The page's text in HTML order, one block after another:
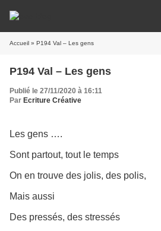
Accueil » P194 Val – Les gens
P194 Val – Les gens
Publié le 27/11/2020 à 16:11
Par Ecriture Créative
Les gens ….
Sont partout, tout le temps
On en trouve des jolis, des polis,
Mais aussi
Des pressés, des stressés